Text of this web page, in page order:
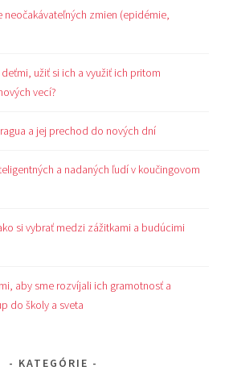
neočakávateľných zmien (epidémie,
užiť si ich a využiť ich pritom
vecí?
a jej prechod do nových dní
a nadaných ľudí v koučingovom
si vybrať medzi zážitkami a budúcimi
aby sme rozvíjali ich gramotnosť a
do školy a sveta
KATEGÓRIE